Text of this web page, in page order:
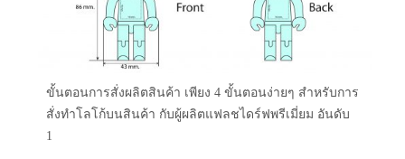
ขั้นตอนการสั่งผลิตสินค้า เพียง 4 ขั้นตอนง่ายๆ สำหรับการ
สั่งทำโลโก้บนสินค้า กับผู้ผลิตแฟลชไดร์ฟพรีเมี่ยม อันดับ
1